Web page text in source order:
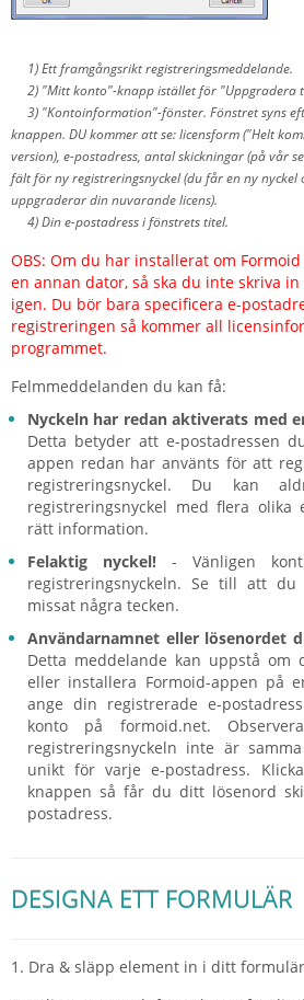
1) Ett framgångsrikt registreringsmeddelande.
2) "Mitt konto"-knapp istället för "Uppgradera
3) "Kontoinformation"-fönster. Fönstret syns
knappen. DU kommer att se: licensform ("Helt
version), e-postadress, antal skickningar (på vår
fält för ny registreringsnyckel (du får en ny nyckel
uppgraderar din nuvarande licens).
4) Din e-postadress i fönstrets titel.
OBS: Om du har installerat om
en annan dator, så ska du inte skriva
igen. Du bör bara specificera e-
registreringen så kommer all
programmet.
Felmmeddelanden du kan få:
Nyckeln har redan aktiverats med
Detta betyder att e-postadressen
appen redan har använts för att
registreringsnyckel. Du kan
registreringsnyckel med flera olika
rätt information.
Felaktig nyckel! - Vänligen
registreringsnyckeln. Se till att
missat några tecken.
Användarnamnet eller lösenordet
Detta meddelande kan uppstå om
eller installera Formoid-appen på
ange din registrerade e-
konto på formoid.net.
registreringsnyckeln inte är
unikt för varje e-postadress.
knappen så får du ditt lösenord
postadress.
DESIGNA ETT FORMULÄR
1. Dra & släpp element in i ditt